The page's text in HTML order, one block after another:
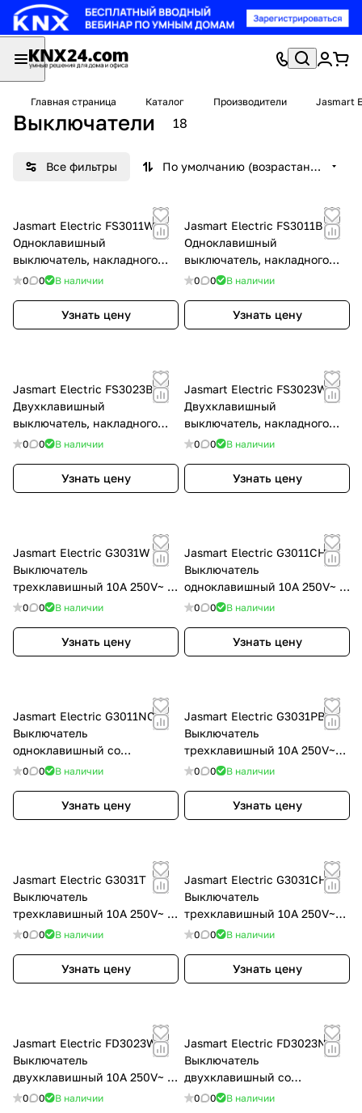
Главная страница Каталог Производители Jasmart
Выключатели 18
Все фильтры По умолчанию (возрастание)
Jasmart Electric FS3011W
Одноклавишный
выключатель, накладного
монтажа, (цвет белый) 10AX
0 0 В наличии
Узнать цену
Jasmart Electric FS3011B
Одноклавишный
выключатель, накладного
монтажа, (цвет антрацит)
0 0 В наличии
Узнать цену
Jasmart Electric FS3023B
Двухклавишный
выключатель, накладного
монтажа, (цвет антрацит),
0 0 В наличии
Узнать цену
Jasmart Electric FS3023W
Двухклавишный
выключатель, накладного
монтажа, (цвет белый), 10AX
0 0 В наличии
Узнать цену
Jasmart Electric G3031W
Выключатель
трехклавишный 10A 250V~ с
накладкой, цвет Белый
0 0 В наличии
Узнать цену
Jasmart Electric G3011CH
Выключатель
одноклавишный 10A 250V~ с
накладкой цвет шампань,
0 0 В наличии
Узнать цену
Jasmart Electric G3011NCH
Выключатель
одноклавишный со
светодиодом 10A 250V~ с
G3011NCH
0 0 В наличии
Узнать цену
Jasmart Electric G3031PB
Выключатель
трехклавишный 10A 250V~с
накладкой, цвет Черный
0 0 В наличии
Узнать цену
Jasmart Electric G3031T
Выключатель
трехклавишный 10A 250V~ с
накладкой, цвет Тауп ,
0 0 В наличии
Узнать цену
Jasmart Electric G3031CH
Выключатель
трехклавишный 10A 250V~с
накладкой, цвет шампань ,
0 0 В наличии
Узнать цену
Jasmart Electric FD3023W
Выключатель
двухклавишный 10A 250V~ с
накладкой, цвет белый
0 0 В наличии
Jasmart Electric FD3023NW
Выключатель
двухклавишный со
светодиодами 10A 250V~ с
0 0 В наличии